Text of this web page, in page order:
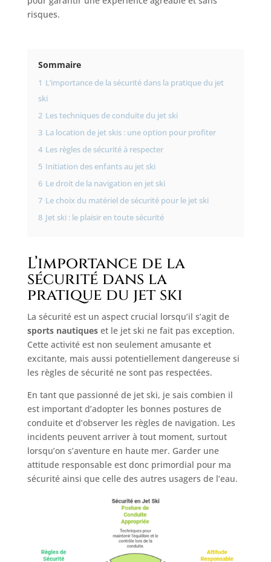
risques.
Sommaire
1 L’importance de la sécurité dans la pratique du jet
ski
2 Les techniques de conduite du jet ski
3 La location de jet skis : une option pour profiter
4 Les règles de sécurité à respecter
5 Initiation des enfants au jet ski
6 Le droit de la navigation en jet ski
7 Le choix du matériel de sécurité pour le jet ski
8 Jet ski : le plaisir en toute sécurité
L’importance de la
sécurité dans la
pratique du jet ski
La sécurité est un aspect crucial lorsqu’il s’agit de
sports nautiqueset le jet ski ne fait pas exception.
Cette activité est non seulement amusante et
excitante, mais aussi potentiellement dangereuse si
les règles de sécurité ne sont pas respectées.
En tant que passionné de jet ski, je sais combien il
est important d’adopter les bonnes postures de
conduite et d’observer les règles de navigation. Les
incidents peuvent arriver à tout moment, surtout
lorsqu’on s’aventure en haute mer. Garder une
attitude responsable est donc primordial pour ma
sécurité ainsi que celle des autres usagers de l’eau.